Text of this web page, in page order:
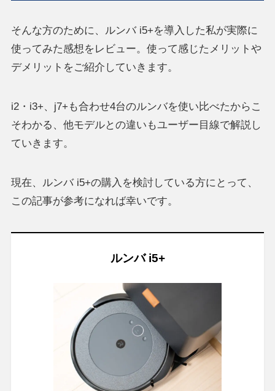
そんな方のために、ルンバ i5+を導入した私が実際に
使ってみた感想をレビュー。使って感じたメリットや
デメリットをご紹介していきます。
i2・i3+、j7+も合わせ4台のルンバを使い比べたからこ
そわかる、他モデルとの違いもユーザー目線で解説し
ていきます。
現在、ルンバ i5+の購入を検討している方にとって、
この記事が参考になれば幸いです。
ルンバ i5+